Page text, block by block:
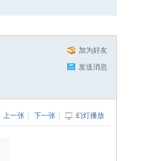
加为好友
发送消息
上一张 下一张 幻灯播放